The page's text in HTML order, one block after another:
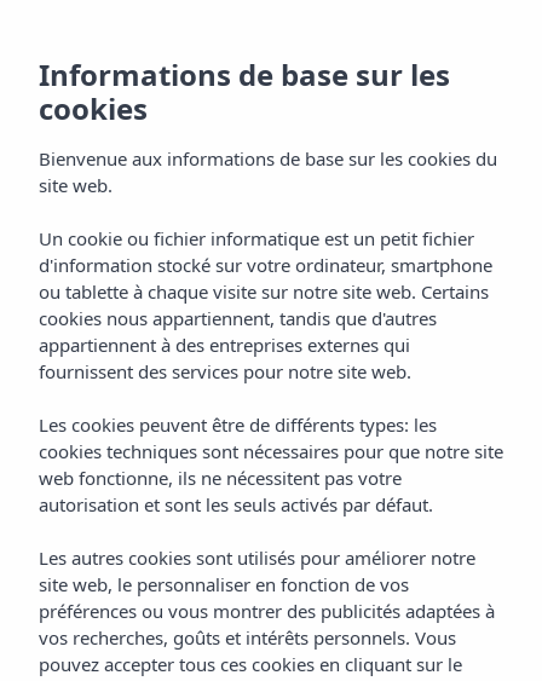
Galerie
Hôtel Vibra Algarb
GALERIE
Galerie
Informations de base sur les
cookies
Bienvenue aux informations de base sur les cookies du
site web.
Un cookie ou fichier informatique est un petit fichier
d'information stocké sur votre ordinateur, smartphone
ou tablette à chaque visite sur notre site web. Certains
cookies nous appartiennent, tandis que d'autres
appartiennent à des entreprises externes qui
fournissent des services pour notre site web.
Les cookies peuvent être de différents types: les
cookies techniques sont nécessaires pour que notre site
web fonctionne, ils ne nécessitent pas votre
autorisation et sont les seuls activés par défaut.
Les autres cookies sont utilisés pour améliorer notre
site web, le personnaliser en fonction de vos
préférences ou vous montrer des publicités adaptées à
vos recherches, goûts et intérêts personnels. Vous
pouvez accepter tous ces cookies en cliquant sur le